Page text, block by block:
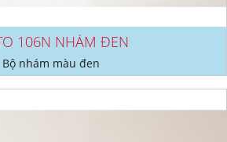
106N NHÁM ĐEN
Bộ nhám màu đen